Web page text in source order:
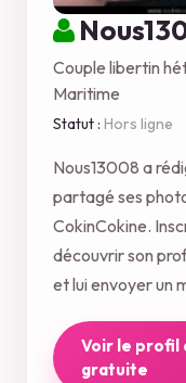
Couple libertin
Maritime
Statut : Hors ligne
Nous13008 a
partagé ses
CokinCokine.
découvrir son
et lui envoyer un
Voir le profil
gratuite